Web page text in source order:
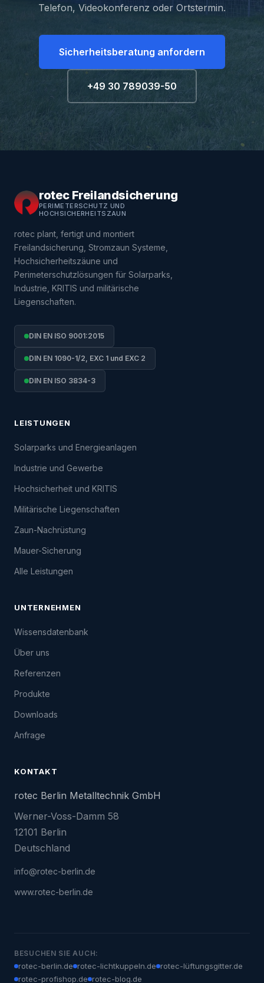
Telefon, Videokonferenz oder Ortstermin.
Sicherheitsberatung anfordern
+49 30 789039-50
rotec Freilandsicherung
PERIMETERSCHUTZ UND
HOCHSICHERHEITSZAUN
rotec plant, fertigt und montiert
Freilandsicherung, Stromzaun Systeme,
Hochsicherheitszäune und
Perimeterschutzlösungen für Solarparks,
Industrie, KRITIS und militärische
Liegenschaften.
DIN EN ISO 9001:2015
DIN EN 1090-1/2, EXC 1 und EXC 2
DIN EN ISO 3834-3
LEISTUNGEN
Solarparks und Energieanlagen
Industrie und Gewerbe
Hochsicherheit und KRITIS
Militärische Liegenschaften
Zaun-Nachrüstung
Mauer-Sicherung
Alle Leistungen
UNTERNEHMEN
Wissensdatenbank
Über uns
Referenzen
Produkte
Downloads
Anfrage
KONTAKT
rotec Berlin Metalltechnik GmbH
Werner-Voss-Damm 58
12101 Berlin
Deutschland
info@rotec-berlin.de
www.rotec-berlin.de
BESUCHEN SIE AUCH:
rotec-berlin.de rotec-lichtkuppeln.de rotec-lüftungsgitter.de
rotec-profishop.de rotec-blog.de